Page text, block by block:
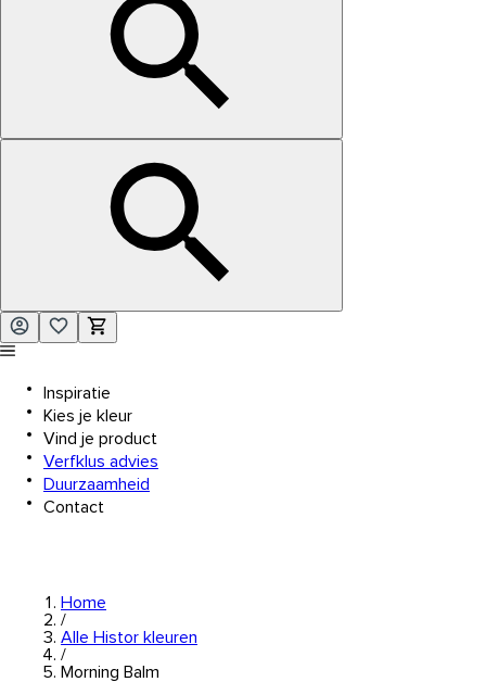
Inspiratie
Kies je kleur
Vind je product
Verfklus advies
Duurzaamheid
Contact
Home
/
Alle Histor kleuren
/
Morning Balm